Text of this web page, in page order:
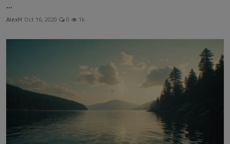
...
AlexH Oct 16, 2020 0 1k